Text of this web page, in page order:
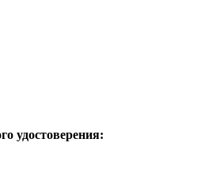
удостоверения: